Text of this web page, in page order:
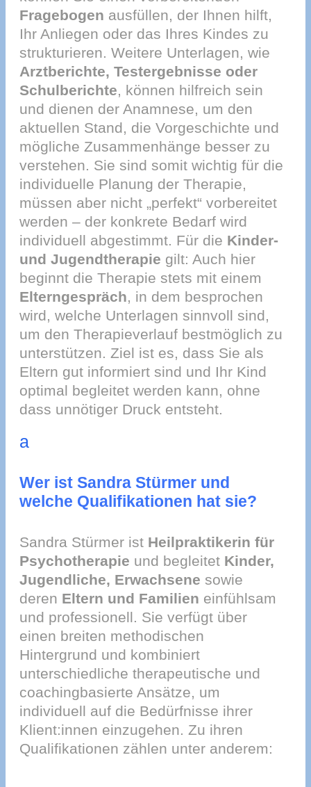
Fragebogen ausfüllen, der Ihnen hilft,
Ihr Anliegen oder das Ihres Kindes zu
strukturieren. Weitere Unterlagen, wie
Arztberichte, Testergebnisse oder
Schulberichte, können hilfreich sein
und dienen der Anamnese, um den
aktuellen Stand, die Vorgeschichte und
mögliche Zusammenhänge besser zu
verstehen. Sie sind somit wichtig für die
individuelle Planung der Therapie,
müssen aber nicht „perfekt“ vorbereitet
werden – der konkrete Bedarf wird
individuell abgestimmt. Für die Kinder-
und Jugendtherapie gilt: Auch hier
beginnt die Therapie stets mit einem
Elterngespräch, in dem besprochen
wird, welche Unterlagen sinnvoll sind,
um den Therapieverlauf bestmöglich zu
unterstützen. Ziel ist es, dass Sie als
Eltern gut informiert sind und Ihr Kind
optimal begleitet werden kann, ohne
dass unnötiger Druck entsteht.
a
Wer ist Sandra Stürmer und
welche Qualifikationen hat sie?
Sandra Stürmer ist Heilpraktikerin für
Psychotherapie und begleitet Kinder,
Jugendliche, Erwachsene sowie
deren Eltern und Familien einfühlsam
und professionell. Sie verfügt über
einen breiten methodischen
Hintergrund und kombiniert
unterschiedliche therapeutische und
coachingbasierte Ansätze, um
individuell auf die Bedürfnisse ihrer
Klient:innen einzugehen. Zu ihren
Qualifikationen zählen unter anderem: